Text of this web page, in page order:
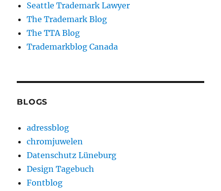
Seattle Trademark Lawyer
The Trademark Blog
The TTA Blog
Trademarkblog Canada
BLOGS
adressblog
chromjuwelen
Datenschutz Lüneburg
Design Tagebuch
Fontblog